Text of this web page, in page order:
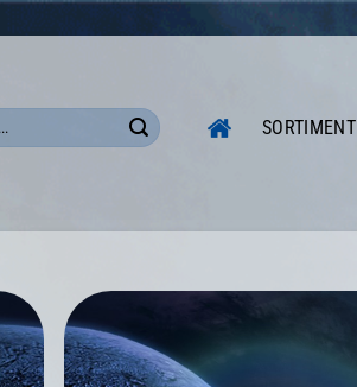
SORTIMENT